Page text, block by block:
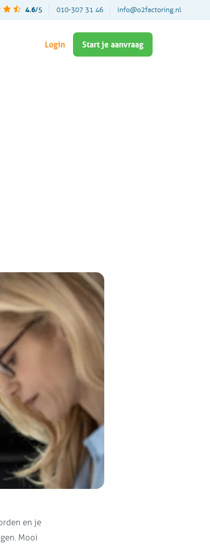
4.6/5 010-307 31 46 info@o2factoring.nl
Login Start je aanvraag
en je
Mooi